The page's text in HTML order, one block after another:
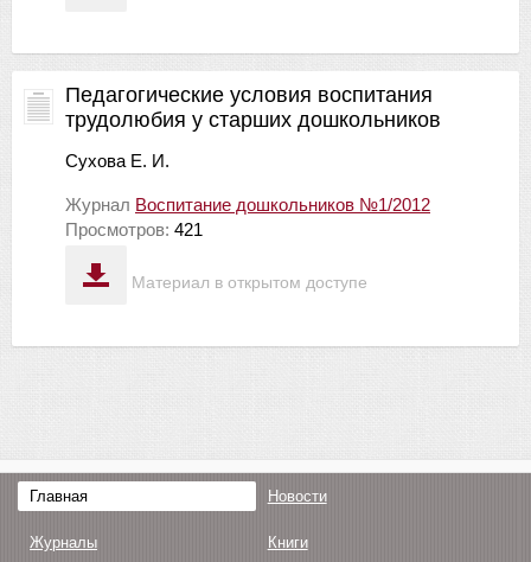
Материал в открытом доступе
Педагогические условия воспитания
трудолюбия у старших дошкольников
Сухова Е. И.
Журнал Воспитание дошкольников №1/2012
Просмотров: 421
Главная Новости
Журналы Книги